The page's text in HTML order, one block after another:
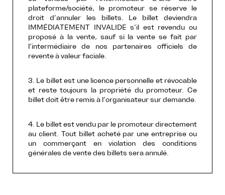
plateforme/société, le promoteur se réserve le
droit d’annuler les billets. Le billet deviendra
IMMÉDIATEMENT INVALIDE s’il est revendu ou
proposé à la vente, sauf si la vente se fait par
l’intermédiaire de nos partenaires officiels de
revente à valeur faciale.
3. Le billet est une licence personnelle et révocable
et reste toujours la propriété du promoteur. Ce
billet doit être remis à l’organisateur sur demande.
4. Le billet est vendu par le promoteur directement
au client. Tout billet acheté par une entreprise ou
un commerçant en violation des conditions
générales de vente des billets sera annulé.